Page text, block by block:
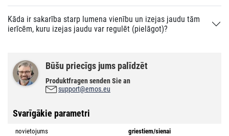
Kāda ir sakarība starp lumena vienību un izejas jaudu tām
ierīcēm, kuru izejas jaudu var regulēt (pielāgot)?
Būšu priecīgs jums palīdzēt
Produktfragen senden Sie an
support@emos.eu
Svarīgākie parametri
novietojums
griestiem/sienai